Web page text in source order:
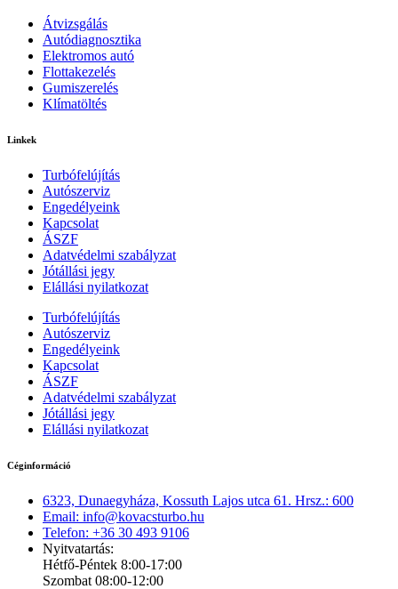
Átvizsgálás
Autódiagnosztika
Elektromos autó
Flottakezelés
Gumiszerelés
Klímatöltés
Linkek
Turbófelújítás
Autószerviz
Engedélyeink
Kapcsolat
ÁSZF
Adatvédelmi szabályzat
Jótállási jegy
Elállási nyilatkozat
Turbófelújítás
Autószerviz
Engedélyeink
Kapcsolat
ÁSZF
Adatvédelmi szabályzat
Jótállási jegy
Elállási nyilatkozat
Céginformáció
6323, Dunaegyháza, Kossuth Lajos utca 61. Hrsz.: 600
Email: info@kovacsturbo.hu
Telefon: +36 30 493 9106
Nyitvatartás:
Hétfő-Péntek 8:00-17:00
Szombat 08:00-12:00